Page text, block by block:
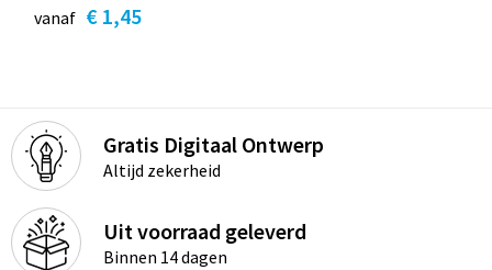
vanaf € 1,45
Gratis Digitaal Ontwerp
Altijd zekerheid
Uit voorraad geleverd
Binnen 14 dagen